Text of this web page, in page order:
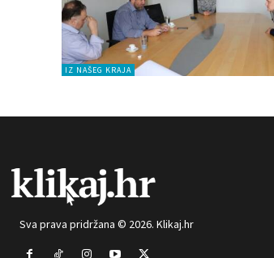
IZ NAŠEG KRAJA
Sva prava pridržana © 2026. Klikaj.hr